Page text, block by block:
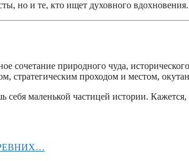
но и те, кто ищет духовного вдохновения.
сочетание природного чуда,
стратегическим проходом и местом,
маленькой частицей истории. Кажется,